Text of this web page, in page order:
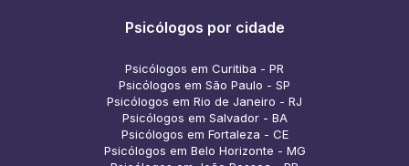
Psicólogos por cidade
Psicólogos em Curitiba - PR
Psicólogos em São Paulo - SP
Psicólogos em Rio de Janeiro - RJ
Psicólogos em Salvador - BA
Psicólogos em Fortaleza - CE
Psicólogos em Belo Horizonte - MG